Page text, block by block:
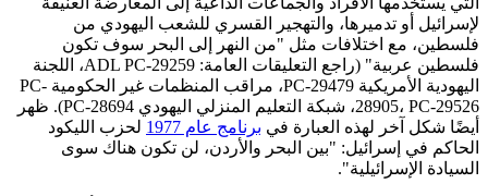
لإسرائيل أو تدميرها، والتهجير القسري للشعب اليهودي من
فلسطين، مع اختلافات مثل "من النهر إلى البحر سوف تكون
فلسطين عربية" (راجع التعليقات العامة: ADL PC-29259، اللجنة
اليهودية الأمريكية PC-29479، مراقب المنظمات غير الحكومية PC-
28905، PC-29526، شبكة التعليم المنزلي اليهودي PC-28694). ظهر
أيضًا شكل آخر لهذه العبارة في برنامج عام 1977
لحزب الليكود
الحاكم في إسرائيل: "بين البحر والأردن، لن تكون هناك سوى
السيادة الإسرائيلية".